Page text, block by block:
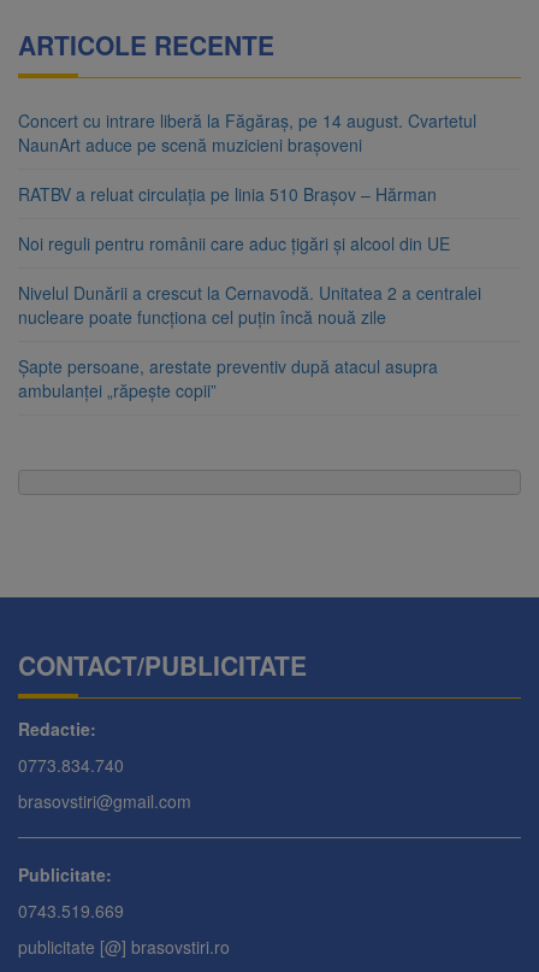
ARTICOLE RECENTE
Concert cu intrare liberă la Făgăraș, pe 14 august. Cvartetul
NaunArt aduce pe scenă muzicieni brașoveni
RATBV a reluat circulația pe linia 510 Brașov – Hărman
Noi reguli pentru românii care aduc țigări și alcool din UE
Nivelul Dunării a crescut la Cernavodă. Unitatea 2 a centralei
nucleare poate funcționa cel puțin încă nouă zile
Șapte persoane, arestate preventiv după atacul asupra
ambulanței „răpește copii”
CONTACT/PUBLICITATE
Redactie:
0773.834.740
brasovstiri@gmail.com
Publicitate:
0743.519.669
publicitate [@] brasovstiri.ro